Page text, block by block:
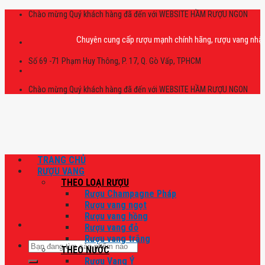
Skip
Chào mừng Quý khách hàng đã đến với WEBSITE HẦM RƯỢU NGON
Chuyên cung cấp rượu mạnh chính hãng, rượu vang nhập
Số 69 -71 Phạm Huy Thông, P. 17, Q. Gò Vấp, TPHCM
Chào mừng Quý khách hàng đã đến với WEBSITE HẦM RƯỢU NGON
Tìm
kiếm:
TRANG CHỦ
RƯỢU VANG
THEO LOẠI RƯỢU
Rượu Champagne Pháp
Rượu vang ngọt
Rượu vang hồng
Rượu vang đỏ
Rượu vang trắng
THEO NƯỚC
Rượu Vang Ý